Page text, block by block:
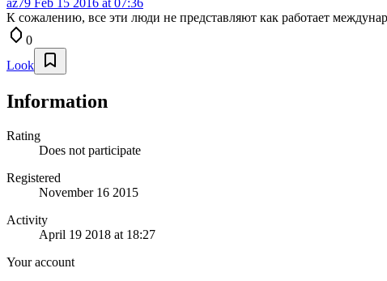
az79 Feb 15 2016 at 07:36
К сожалению, все эти люди не представляют как работает
0
Look
Information
Rating
Does not participate
Registered
November 16 2015
Activity
April 19 2018 at 18:27
Your account